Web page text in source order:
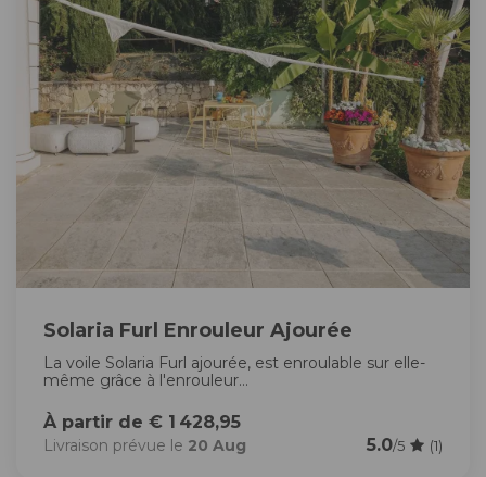
Solaria Furl Enrouleur Ajourée
La voile Solaria Furl ajourée, est enroulable sur elle-
même grâce à l'enrouleur...
À partir de € 1 428,95
Livraison prévue le 20 Aug 5.0/5 (1)